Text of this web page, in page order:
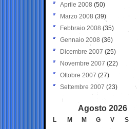
Aprile 2008 (50)
Marzo 2008 (39)
Febbraio 2008 (35)
Gennaio 2008 (36)
Dicembre 2007 (25)
Novembre 2007 (22)
Ottobre 2007 (27)
Settembre 2007 (23)
Agosto 2026
L M M G V S